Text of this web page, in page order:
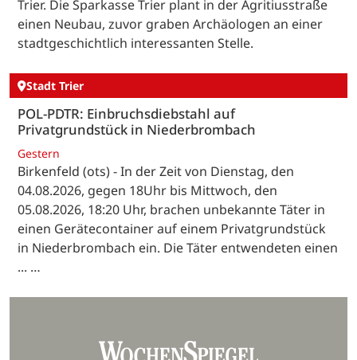
Trier. Die Sparkasse Trier plant in der Agritiusstraße
einen Neubau, zuvor graben Archäologen an einer
stadtgeschichtlich interessanten Stelle.
Stadt Trier
POL-PDTR: Einbruchsdiebstahl auf
Privatgrundstück in Niederbrombach
Gestern
Birkenfeld (ots) - In der Zeit von Dienstag, den
04.08.2026, gegen 18Uhr bis Mittwoch, den
05.08.2026, 18:20 Uhr, brachen unbekannte Täter in
einen Gerätecontainer auf einem Privatgrundstück
in Niederbrombach ein. Die Täter entwendeten einen
... …